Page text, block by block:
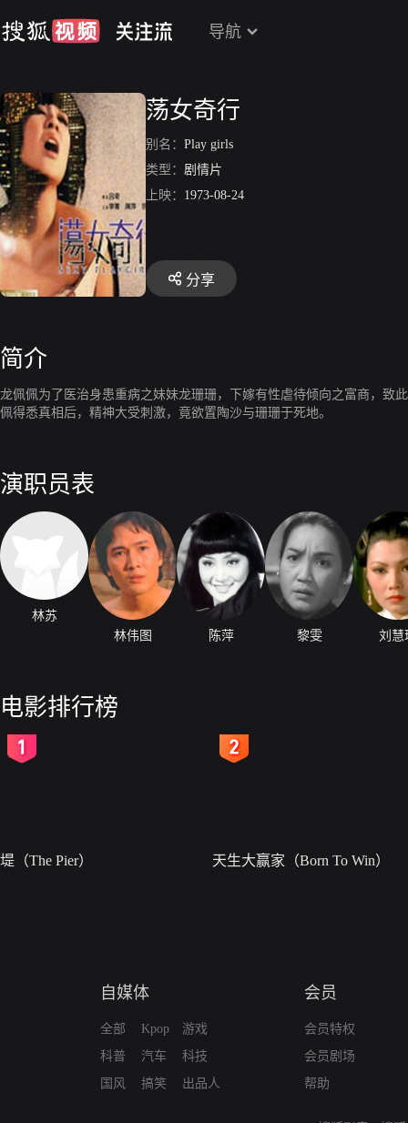
导航
荡女奇行
别名： Play girls
类型： 剧情片
上映： 1973-08-24
分享
简介
龙佩佩为了医治身患重病之妹妹龙珊珊，下嫁有性虐待倾向之富商，致
佩得悉真相后，精神大受刺激，竟欲置陶沙与珊珊于死地。
演职员表
林苏
林伟图
陈萍 黎雯 刘慧
电影排行榜
堤（The Pier） 天生大赢家（Born To Win）
自媒体
全部
科普
国风
Kpop
汽车
搞笑
游戏
科技
出品人
会员
会员特权
会员剧场
帮助